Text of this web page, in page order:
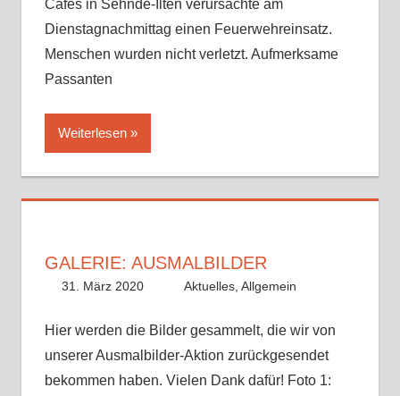
Cafés in Sehnde-Ilten verursachte am
Dienstagnachmittag einen Feuerwehreinsatz.
Menschen wurden nicht verletzt. Aufmerksame
Passanten
Weiterlesen
GALERIE: AUSMALBILDER
31. März 2020 Benedikt Nolle
Aktuelles, Allgemein
Hier werden die Bilder gesammelt, die wir von
unserer Ausmalbilder-Aktion zurückgesendet
bekommen haben. Vielen Dank dafür! Foto 1: